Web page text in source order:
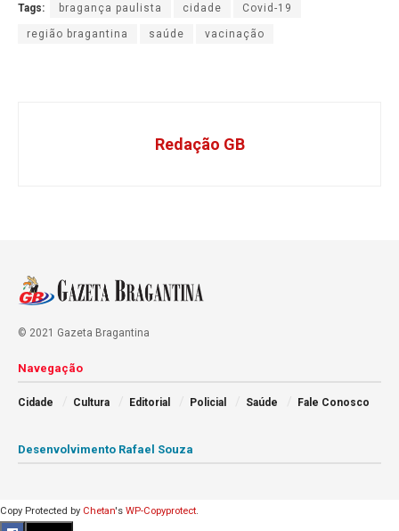
Tags: bragança paulista cidade Covid-19
região bragantina saúde vacinação
Redação GB
© 2021 Gazeta Bragantina
Navegação
Cidade Cultura Editorial Policial Saúde Fale Conosco
Desenvolvimento Rafael Souza
Copy Protected by Chetan's WP-Copyprotect.